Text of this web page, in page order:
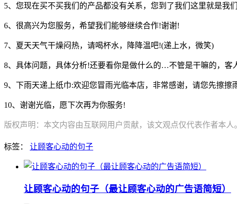
5、您现在买不买我们的产品都没有关系，您到了我们这里就是
6、很高兴为您服务，希望我们能够继续合作!谢谢!
7、夏天天气干燥闷热，请喝杯水，降降温吧!(递上水，微笑)
8、具体问题，具体分析!还要看你是做什么的…不管是干嘛的，客
9、下雨天递上纸巾:欢迎您冒雨光临本店，非常感谢，请您先擦擦
10、谢谢光临，愿下次再为你服务!
版权声明：本文内容由互联网用户贡献，该文观点仅代表作者本
标签： 让顾客心动的句子
让顾客心动的句子（最让顾客心动的广告语简短）